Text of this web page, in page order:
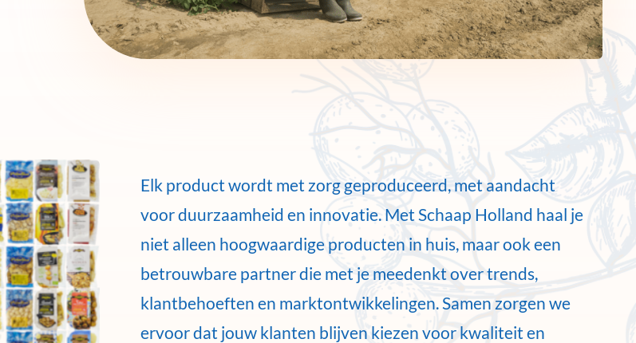
Elk product wordt met zorg geproduceerd, met aandacht
voor duurzaamheid en innovatie. Met Schaap Holland haal je
niet alleen hoogwaardige producten in huis, maar ook een
betrouwbare partner die met je meedenkt over trends,
klantbehoeften en marktontwikkelingen. Samen zorgen we
ervoor dat jouw klanten blijven kiezen voor kwaliteit en